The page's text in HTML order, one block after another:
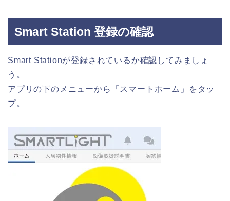
Smart Station 登録の確認
Smart Stationが登録されているか確認してみましょ
う。
アプリの下のメニューから「スマートホーム」をタッ
プ。